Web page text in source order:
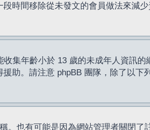
時間移除從未發文的會員做法來減
集年齡小於 13 歲的未成年人資訊
助。請注意 phpBB 團隊，除了以下
也有可能是因為網站管理者關閉了